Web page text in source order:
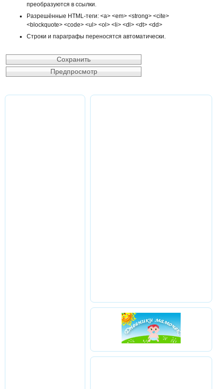
преобразуются в ссылки.
Разрешённые HTML-теги: <a> <em> <strong> <cite>
<blockquote> <code> <ul> <ol> <li> <dl> <dt> <dd>
Строки и параграфы переносятся автоматически.